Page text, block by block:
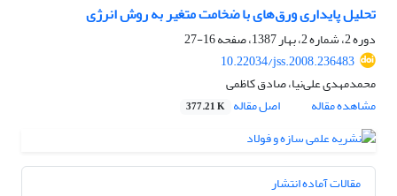
تحلیل پایداری ورق‌های با ضخامت متغیر به روش انرژی
دوره 2، شماره 2، بهار 1387، صفحه
16-27
10.22034/jss.2008.236483
محمدمهدی علی‌نیا، صادق کاظمی
مشاهده مقاله
اصل مقاله 377.21 K
مقالات آماده انتشار